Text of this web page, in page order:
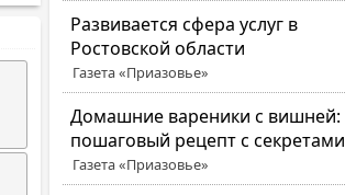
Развивается сфера услуг в
Ростовской области
Газета «Приазовье»
Домашние вареники с вишней:
пошаговый рецепт с секретами
Газета «Приазовье»